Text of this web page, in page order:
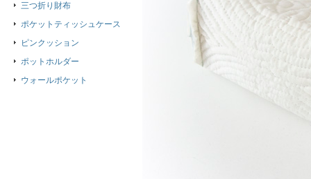
三つ折り財布
ポケットティッシュケース
ピンクッション
ポットホルダー
ウォールポケット